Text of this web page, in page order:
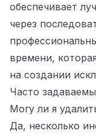
обеспечивает
через
времени,
на создании
Часто
Могу ли я
Да, несколько